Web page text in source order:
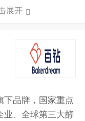
展开
下品牌，国家重点
业、全球第三大酵